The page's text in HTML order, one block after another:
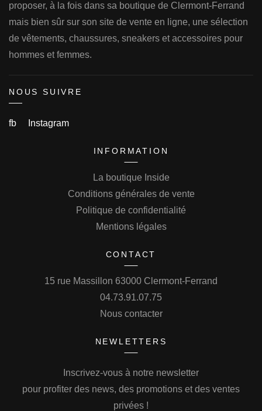
proposer, à la fois dans sa boutique de Clermont-Ferrand
mais bien sûr sur son site de vente en ligne, une sélection
de vêtements, chaussures, sneakers et accessoires pour
hommes et femmes.
NOUS SUIVRE
fb Instagram
INFORMATION
La boutique Inside
Conditions générales de vente
Politique de confidentialité
Mentions légales
CONTACT
15 rue Massillon 63000 Clermont-Ferrand
04.73.91.07.75
Nous contacter
NEWLETTERS
Inscrivez-vous à notre newsletter
pour profiter des news, des promotions et des ventes
privées !